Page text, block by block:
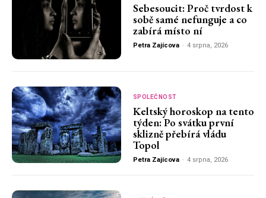
Sebesoucit: Proč tvrdost k
sobě samé nefunguje a co
zabírá místo ní
Petra Zajícova - 4 srpna, 2026
SPOLEČNOST
Keltský horoskop na tento
týden: Po svátku první
sklizně přebírá vládu
Topol
Petra Zajícova - 4 srpna, 2026